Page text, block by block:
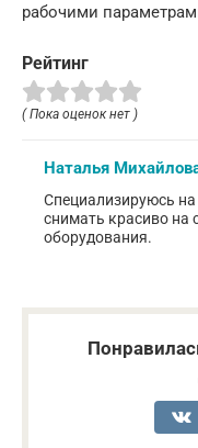
рабочими
Рейтинг
( Пока оценок нет )
Наталья
Специализируюсь
снимать красиво на
оборудования.